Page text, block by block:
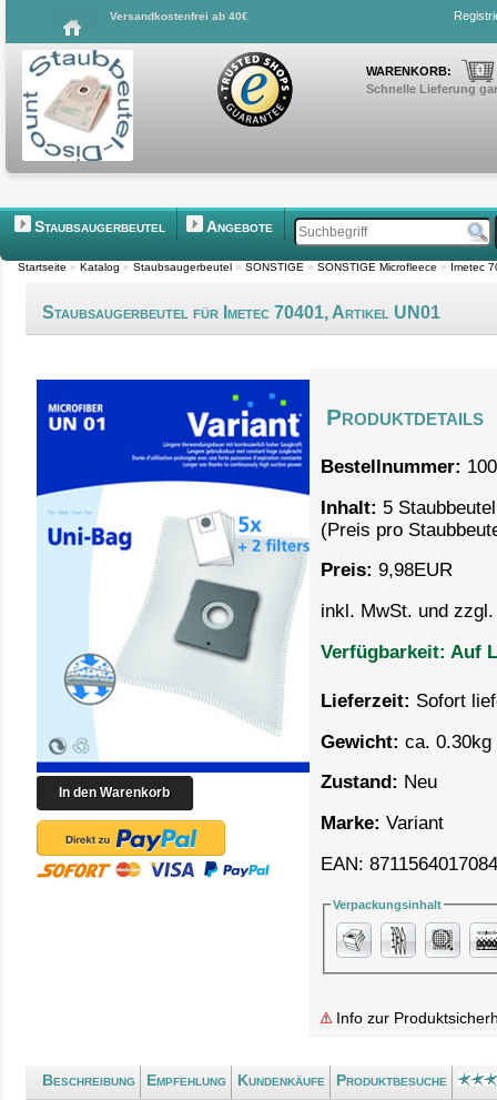
Versandkostenfrei ab 40€
WARENKORB: 0
Schnelle Lieferung
Staubsaugerbeutel Angebote
Startseite » Katalog » Staubsaugerbeutel » SONSTIGE » SONSTIGE Microfleece » Imetec
Staubsaugerbeutel für Imetec 70401, Artikel UN01
Produktdetails
Bestellnummer:
Inhalt: 5 Staubbeutel
(Preis pro
Preis: 9,98EUR
inkl. MwSt. und
Verfügbarkeit: Auf
Lieferzeit: Sofort
Gewicht: ca. 0.30kg
Zustand: Neu
Marke: Variant
EAN: 8711564017084
Verpackungsinhalt
Info zur
Beschreibung Empfehlung Kundenkäufe Produktbesuche